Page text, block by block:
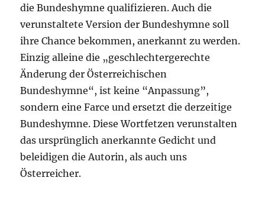
die Bundeshymne qualifizieren. Auch die
verunstaltete Version der Bundeshymne soll
ihre Chance bekommen, anerkannt zu werden.
Einzig alleine die „geschlechtergerechte
Änderung der Österreichischen
Bundeshymne“, ist keine “Anpassung”,
sondern eine Farce und ersetzt die derzeitige
Bundeshymne. Diese Wortfetzen verunstalten
das ursprünglich anerkannte Gedicht und
beleidigen die Autorin, als auch uns
Österreicher.